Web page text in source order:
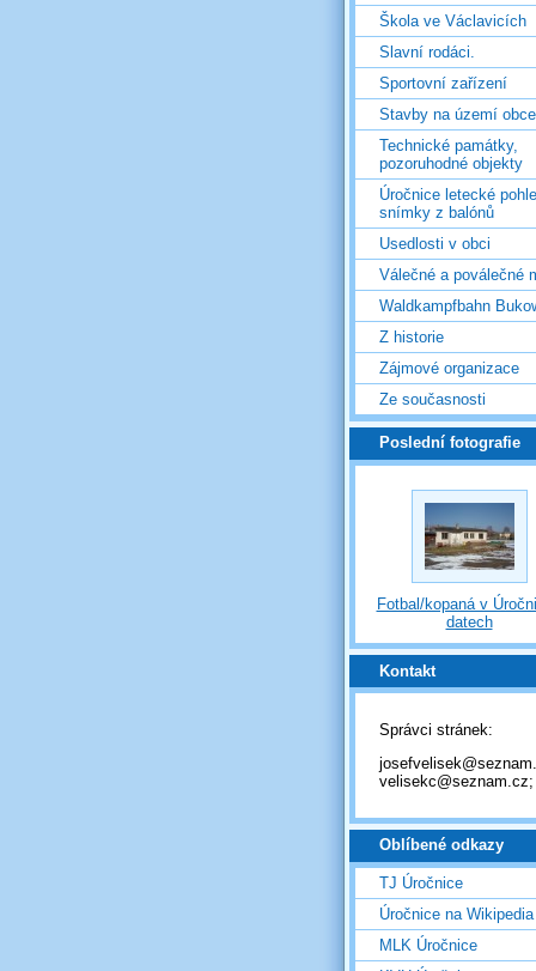
Škola ve Václavicích
Slavní rodáci.
Sportovní zařízení
Stavby na území obce
Technické památky,
pozoruhodné objekty
Úročnice letecké
snímky z balónů
Usedlosti v obci
Válečné a poválečné
Waldkampfbahn
Z historie
Zájmové organizace
Ze současnosti
Poslední fotografie
Fotbal/kopaná v
datech
Kontakt
Správci stránek:
velisekc@seznam.cz;
Oblíbené odkazy
TJ Úročnice
Úročnice na Wikipedia
MLK Úročnice